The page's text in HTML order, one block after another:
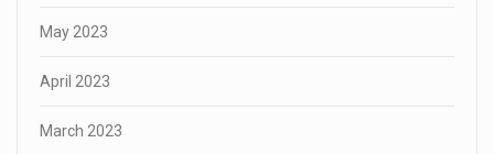
May 2023
April 2023
March 2023